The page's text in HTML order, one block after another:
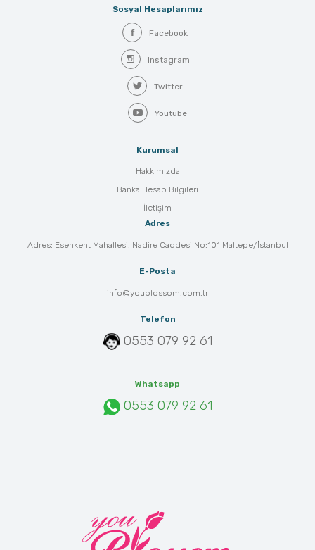
Sosyal Hesaplarımız
Facebook
Instagram
Twitter
Youtube
Kurumsal
Hakkımızda
Banka Hesap Bilgileri
İletişim
Adres
Adres: Esenkent Mahallesi. Nadire Caddesi No:101 Maltepe/İstanbul
E-Posta
info@youblossom.com.tr
Telefon
0553 079 92 61
Whatsapp
0553 079 92 61